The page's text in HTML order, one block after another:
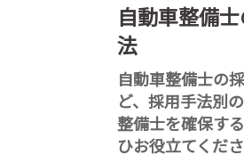
自動車整備
法
自動車整備士の
ど、採用手法別
整備士を確保す
ひお役立てくださ